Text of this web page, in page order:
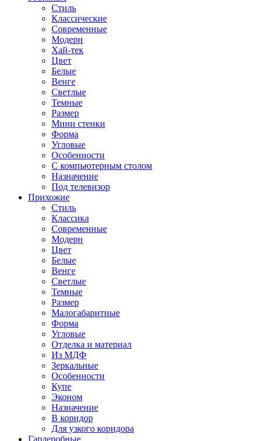
Стиль
Классические
Современные
Модерн
Хай-тек
Цвет
Белые
Венге
Светлые
Темные
Размер
Мини стенки
Форма
Угловые
Особенности
С компьютерным столом
Назначение
Под телевизор
Прихожие
Стиль
Классика
Современные
Модерн
Цвет
Белые
Венге
Светлые
Темные
Размер
Малогабаритные
Форма
Угловые
Отделка и материал
Из МДФ
Зеркальные
Особенности
Купе
Эконом
Назначение
В коридор
Для узкого коридора
Гардеробные